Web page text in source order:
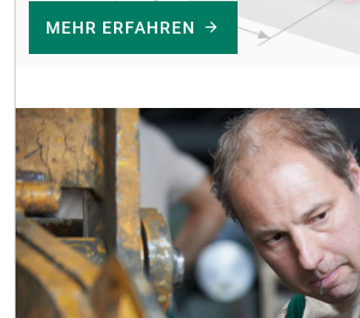
MEHR ERFAHREN